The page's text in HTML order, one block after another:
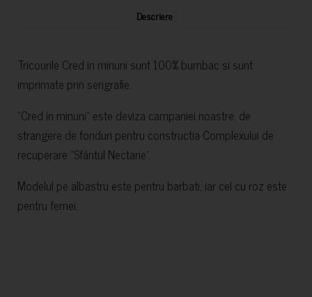
Descriere
Tricourile Cred in minuni sunt 100% bumbac si sunt
imprimate prin serigrafie.
”Cred in minuni” este deviza campaniei noastre, de
strangere de fonduri pentru constructia Complexului de
recuperare ”Sfântul Nectarie”.
Modelul pe albastru este pentru barbati, iar cel cu roz este
pentru femei.